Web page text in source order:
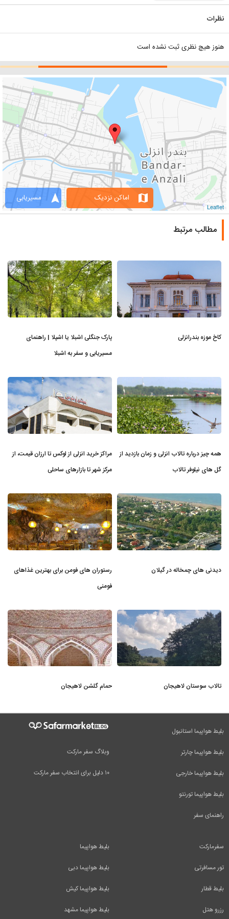
نظرات
هنوز هیچ نظری ثبت نشده است
Leaflet
navigation مسیریابی map اماکن نزدیک
مطالب مرتبط
کاخ موزه بندرانزلی
پارک جنگلی اشبلا یا اشپلا | راهنمای
مسیریابی و سفر به اشبلا
همه چیز درباره تالاب انزلی و زمان بازدید از
گل های نیلوفر تالاب
مراکز خرید انزلی از لوکس تا ارزان قیمت، از
مرکز شهر تا بازارهای ساحلی
دیدنی های چمخاله در گیلان
رستوران های فومن برای بهترین غذاهای
فومنی
تالاب سوستان لاهیجان حمام گلشن لاهیجان
وبلاگ سفر مارکت
۱۰ دلیل برای انتخاب سفر مارکت
بلیط هواپیما استانبول
بلیط هواپیما چارتر
بلیط هواپیما خارجی
بلیط هواپیما تورنتو
راهنمای سفر
بلیط هواپیما
بلیط هواپیما دبی
بلیط هواپیما کیش
بلیط هواپیما مشهد
سفرمارکت
تور مسافرتی
بلیط قطار
رزرو هتل